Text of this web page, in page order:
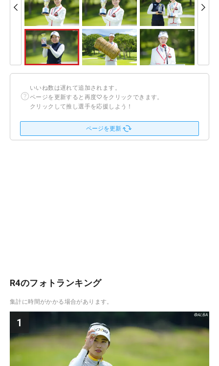
いいね数は遅れて追加されます。
ページを更新すると再度♡をクリックできます。
クリックして推し選手を応援しよう！
ページを更新
R4のフォトランキング
集計に時間がかかる場合があります。
1